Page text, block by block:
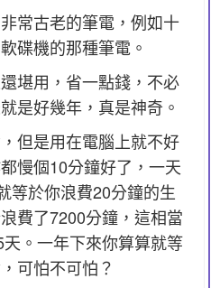
常古老的筆電，例如十
碟機的那種筆電。
堪用，省一點錢，不必
是好幾年，真是神奇。
但是用在電腦上就不好
慢個10分鐘好了，一天
等於你浪費20分鐘的生
費了7200分鐘，這相當
。一年下來你算算就等
可怕不可怕？